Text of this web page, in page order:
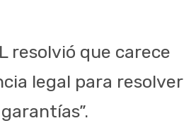
resolvió que carece
legal para resolver